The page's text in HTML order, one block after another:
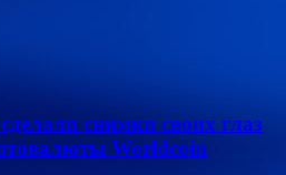
снимки своих глаз
Worldcoin